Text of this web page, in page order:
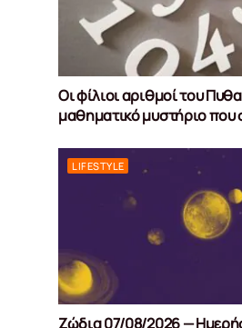
Οι φίλιοι αριθμοί του
μαθηματικό μυστήριο που
LIFESTYLE
Ζώδια 07/08/2026 —